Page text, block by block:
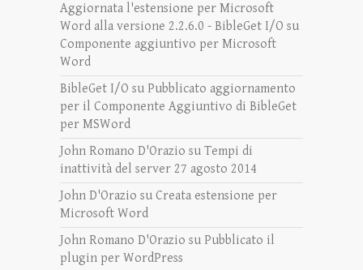
Aggiornata l'estensione per Microsoft
Word alla versione 2.2.6.0 - BibleGet I/O su
Componente aggiuntivo per Microsoft
Word
BibleGet I/O su Pubblicato aggiornamento
per il Componente Aggiuntivo di BibleGet
per MSWord
John Romano D'Orazio su Tempi di
inattività del server 27 agosto 2014
John D'Orazio su Creata estensione per
Microsoft Word
John Romano D'Orazio su Pubblicato il
plugin per WordPress